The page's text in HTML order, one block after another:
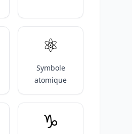
⚛️
Symbole
atomique
♑️